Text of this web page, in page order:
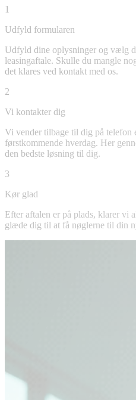
1
Udfyld formularen
Udfyld dine oplysninger og vælg
leasingaftale. Skulle du mangle
det klares ved kontakt med os.
2
Vi kontakter dig
Vi vender tilbage til dig på telefon
førstkommende hverdag. Her
den bedste løsning til dig.
3
Kør glad
Efter aftalen er på plads, klarer vi
glæde dig til at få nøglerne til din